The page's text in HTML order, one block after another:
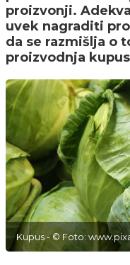
proizvonji.
uvek nagraditi
da se razmišlja o
proizvodnja
Kupus - © Foto: